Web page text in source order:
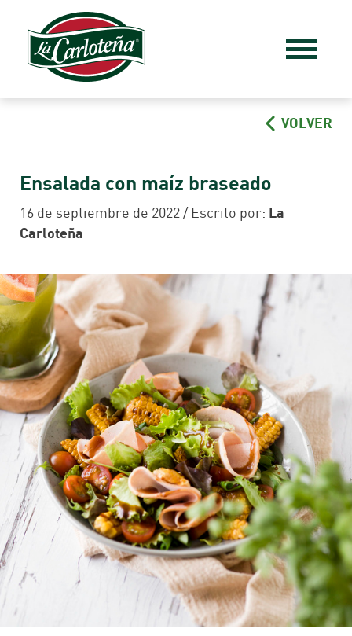
VOLVER
Ensalada con maíz braseado
16 de septiembre de 2022 / Escrito por: La
Carloteña